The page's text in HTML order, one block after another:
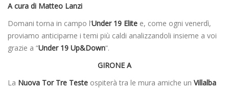
A cura di Matteo Lanzi
Domani torna in campo l’Under 19 Elite e, come ogni venerdì,
proviamo anticiparne i temi più caldi analizzandoli insieme a voi
grazie a “Under 19 Up&Down“.
GIRONE A
La Nuova Tor Tre Teste ospiterà tra le mura amiche un Villalba